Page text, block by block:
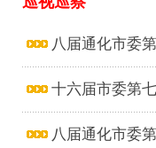
八届通化市委
十六届市委第
八届通化市委